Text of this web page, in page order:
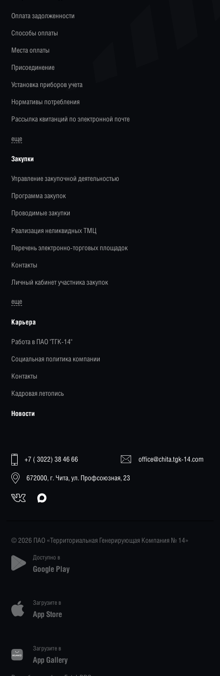
Оплата задолженности
Способы оплаты
Места оплаты
Присоединение
Установка приборов учета
Нормативы потребления
Рассылка квитанций по электронной почте
еще
Закупки
Управление закупочной деятельностью
Программа закупок
Проводимые закупки
Реализация неликвидных ТМЦ
Перечень электронно-торговых площадок
Контакты
Личный кабинет участника закупок
еще
Карьера
Работа в ПАО "ТГК-14"
Социальная политика компании
Контакты
Кадровая летопись
Новости
+7 ( 3022) 38 46 66 office@chita.tgk-14.com
672000, г. Чита, ул. Профсоюзная, 23
© 2026 ПАО «Территориальная Генерирующая Компания № 14»
Доступно в
Google Play
Загрузите в
App Store
Загрузите в
App Gallery